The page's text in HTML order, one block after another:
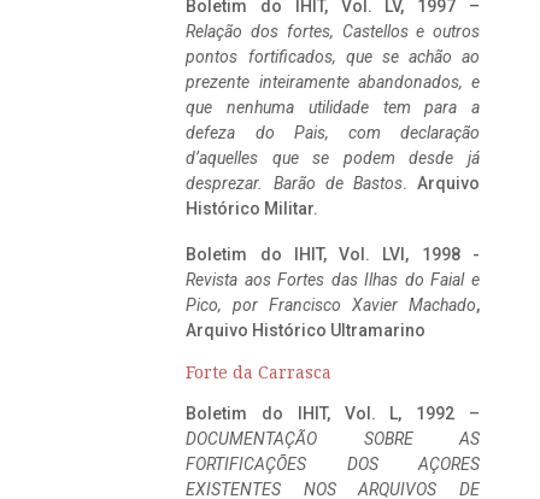
Boletim do IHIT, Vol. LV, 1997 –
Relação dos fortes, Castellos e outros
pontos fortificados, que se achão ao
prezente inteiramente abandonados, e
que nenhuma utilidade tem para a
defeza do Pais, com declaração
d’aquelles que se podem desde já
desprezar. Barão de Bastos. Arquivo
Histórico Militar.
Boletim do IHIT, Vol. LVI, 1998 -
Revista aos Fortes das Ilhas do Faial e
Pico, por Francisco Xavier Machado,
Arquivo Histórico Ultramarino
Forte da Carrasca
Boletim do IHIT, Vol. L, 1992 –
DOCUMENTAÇÃO SOBRE AS
FORTIFICAÇÕES DOS AÇORES
EXISTENTES NOS ARQUIVOS DE